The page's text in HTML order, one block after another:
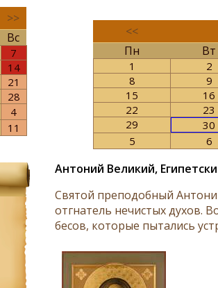
>>
Вс
7
14
21
28
4
11
<<
Пн
Вт
1 2
8
9
15
16
22
23
29
30
5
6
Антоний Великий,
Святой преподобный
отгнатель нечистых духов.
бесов, которые пытались